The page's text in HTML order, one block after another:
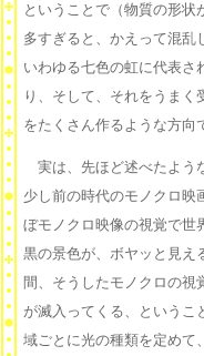
ということで（物質の形
多すぎると、かえって混乱
いわゆる七色の虹に代表さ
り、そして、それをうま
をたくさん作るような方向
実は、先ほど述べたよう
少し前の時代のモノクロ映
ぼモノクロ映像の視覚で世
黒の景色が、ボヤッと見え
間、そうしたモノクロの視
が滅入ってくる、というこ
域ごとに光の種類を定めて